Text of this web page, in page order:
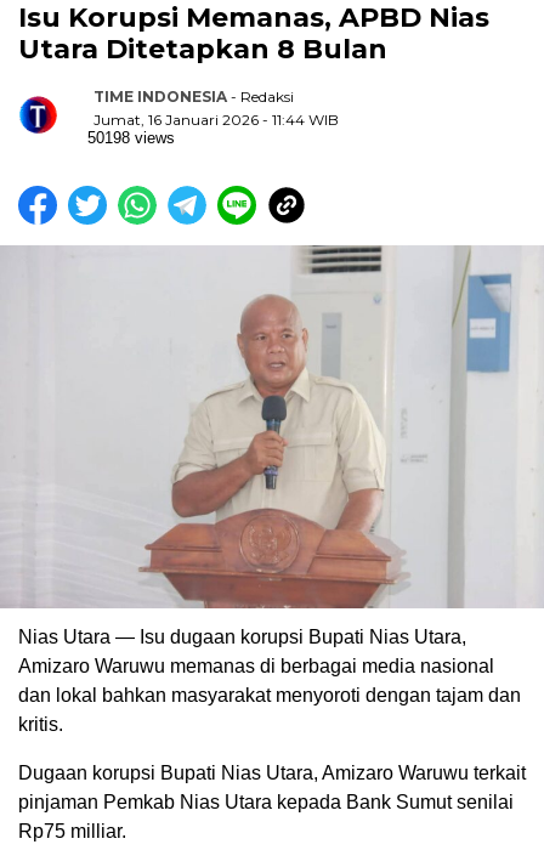
Isu Korupsi Memanas, APBD Nias
Utara Ditetapkan 8 Bulan
TIME INDONESIA - Redaksi
Jumat, 16 Januari 2026 - 11:44 WIB
50198 views
Nias Utara — Isu dugaan korupsi Bupati Nias Utara,
Amizaro Waruwu memanas di berbagai media nasional
dan lokal bahkan masyarakat menyoroti dengan tajam dan
kritis.
Dugaan korupsi Bupati Nias Utara, Amizaro Waruwu terkait
pinjaman Pemkab Nias Utara kepada Bank Sumut senilai
Rp75 milliar.